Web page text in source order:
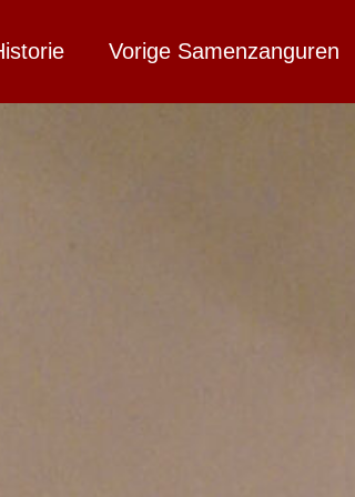
Vorige Samenzanguren